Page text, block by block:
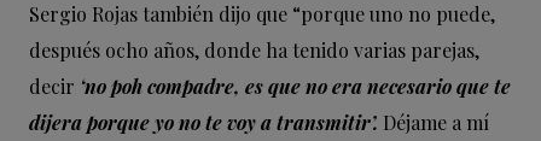
Sergio Rojas también dijo que “porque uno no puede,
después ocho años, donde ha tenido varias parejas,
decir ‘no poh compadre, es que no era necesario que te
dijera porque yo no te voy a transmitir’. Déjame a mí